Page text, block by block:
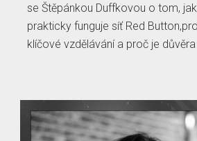
se Štěpánkou Duffkovou o tom,
prakticky funguje síť Red
klíčové vzdělávání a proč je důvěra